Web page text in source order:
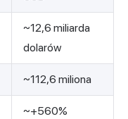
~12,6 miliarda
dolarów
~112,6 miliona
~+560%